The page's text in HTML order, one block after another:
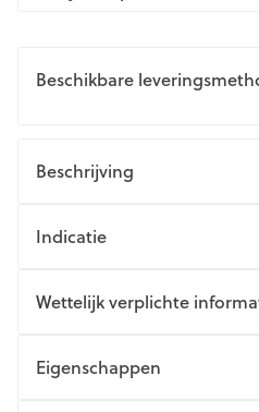
Beschikbare
Beschrijving
Indicatie
Wettelijk verplichte
Eigenschappen